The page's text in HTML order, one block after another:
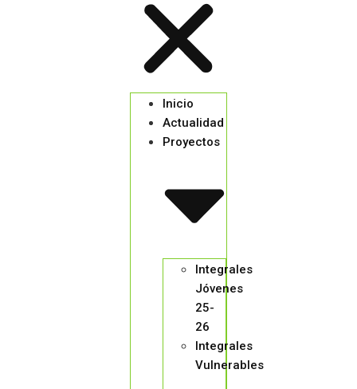
Inicio
Actualidad
Proyectos
Integrales
Jóvenes
25-
26
Integrales
Vulnerables